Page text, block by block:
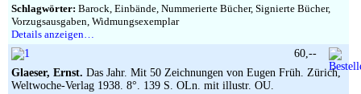
Schlagwörter: Barock, Einbände, Nummerierte Bücher, Signierte Bücher,
Vorzugsausgaben, Widmungsexemplar
Details anzeigen…
Glaeser, Ernst. Das Jahr. Mit 50 Zeichnungen von Eugen Früh. Zürich,
Weltwoche-Verlag 1938. 8°. 139 S. OLn. mit illustr. OU.
60,--